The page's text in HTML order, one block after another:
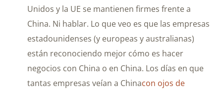
Unidos y la UE se mantienen firmes frente a
China. Ni hablar. Lo que veo es que las empresas
estadounidenses (y europeas y australianas)
están reconociendo mejor cómo es hacer
negocios con China o en China. Los días en que
tantas empresas veían a Chinacon ojos de